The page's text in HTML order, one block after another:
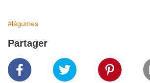
#légumes
Partager